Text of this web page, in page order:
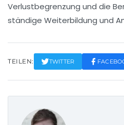
Verlustbegrenzung und die
ständige Weiterbildung und
TEILEN: TWITTER